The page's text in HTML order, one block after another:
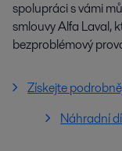
spolupráci s vámi
smlouvy Alfa Laval,
bezproblémový
Získejte
Náhradní